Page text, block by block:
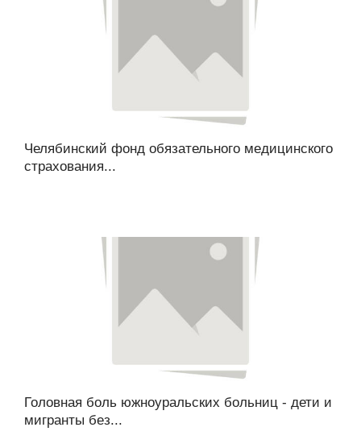
Челябинский фонд обязательного медицинского
страхования...
Головная боль южноуральских больниц - дети и
мигранты без...